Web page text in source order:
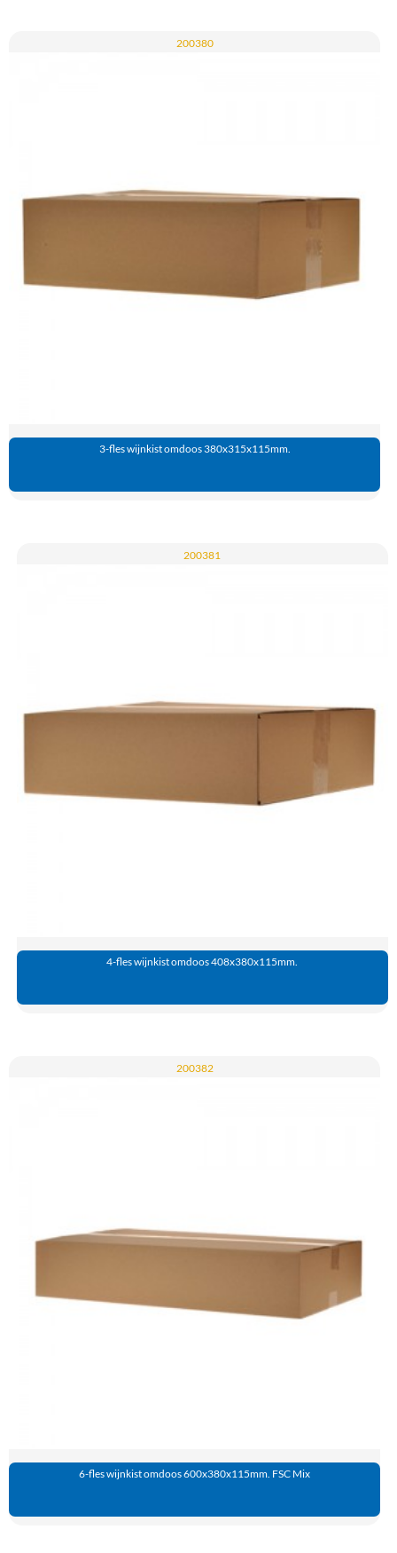
200380
3-fles wijnkist omdoos 380x315x115mm.
200381
4-fles wijnkist omdoos 408x380x115mm.
200382
6-fles wijnkist omdoos 600x380x115mm. FSC Mix